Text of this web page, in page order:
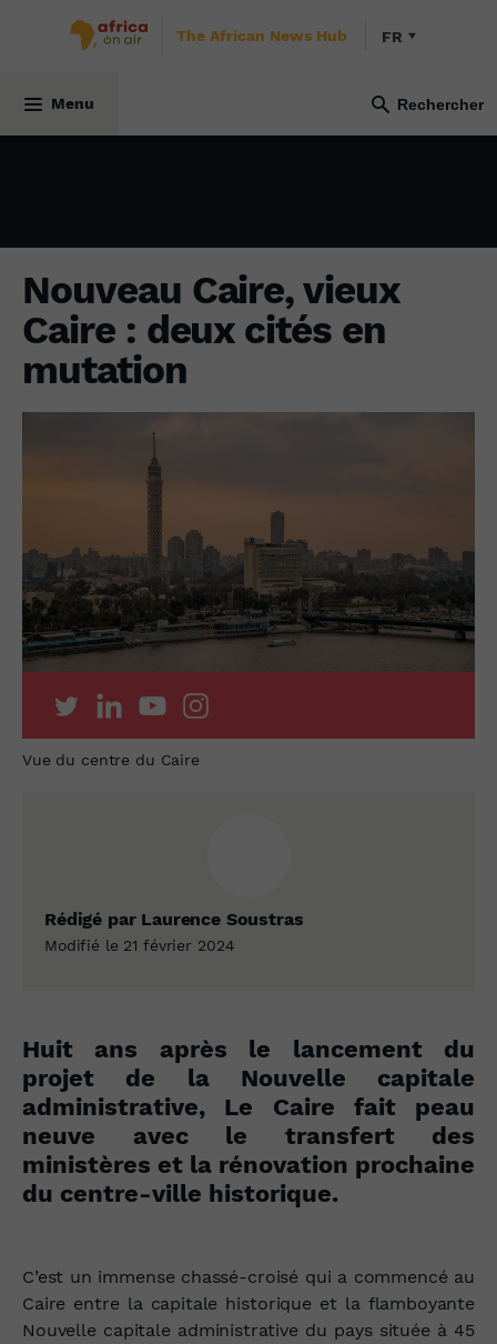
The African News Hub FR
Menu
Nouveau Caire, vieux
Caire : deux cités en
mutation
Vue du centre du Caire
Rédigé par Laurence Soustras
Modifié le 21 février 2024
Huit ans après le lancement du
projet de la Nouvelle capitale
administrative, Le Caire fait peau
neuve avec le transfert des
ministères et la rénovation prochaine
du centre-ville historique.
C’est un immense chassé-croisé qui a commencé au
Caire entre la capitale historique et la flamboyante
Nouvelle capitale administrative du pays située à 45